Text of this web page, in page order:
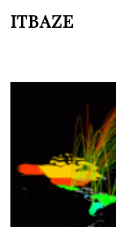
ITBAZE